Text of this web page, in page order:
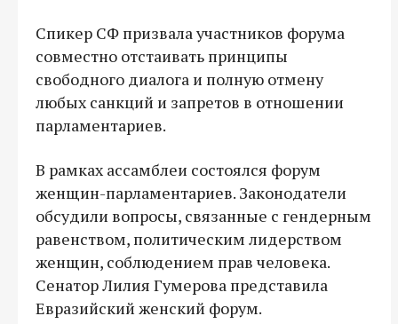
Спикер СФ призвала участников форума
совместно отстаивать принципы
свободного диалога и полную отмену
любых санкций и запретов в отношении
парламентариев.
В рамках ассамблеи состоялся форум
женщин-парламентариев. Законодатели
обсудили вопросы, связанные с гендерным
равенством, политическим лидерством
женщин, соблюдением прав человека.
Сенатор Лилия Гумерова представила
Евразийский женский форум.